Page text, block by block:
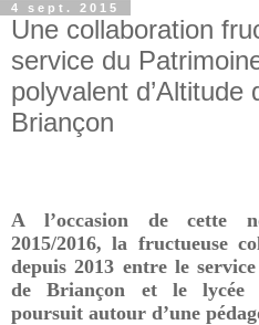
4 sept. 2015
Une collaboration
service du
polyvalent d’Altitude
Briançon
A l’occasion de cette
2015/2016, la fructueuse
depuis 2013 entre le
de Briançon et le lycée
poursuit autour d’une